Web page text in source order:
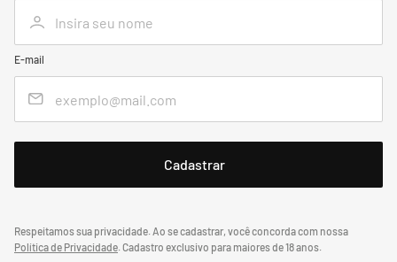
E-mail
Respeitamos sua privacidade. Ao se cadastrar, você concorda com nossa
Política de Privacidade.Cadastro exclusivo para maiores de 18 anos.